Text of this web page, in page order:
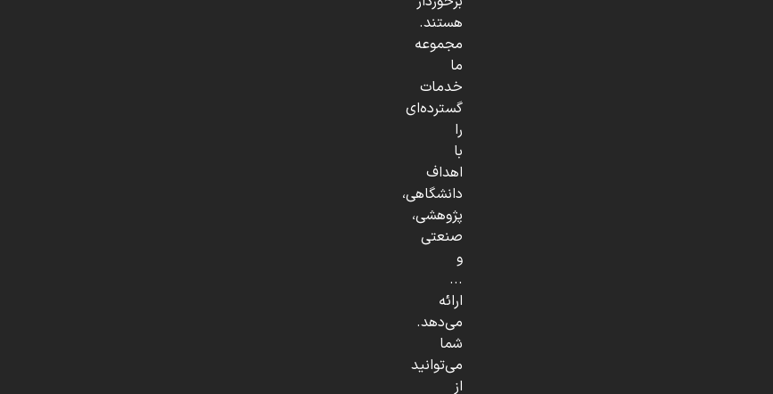
هستند.
مجموعه
ما
خدمات
گسترده‌ای
را
با
اهداف
دانشگاهی،
پژوهشی،
صنعتی
و
...
ارائه
می‌دهد.
شما
می‌توانید
از